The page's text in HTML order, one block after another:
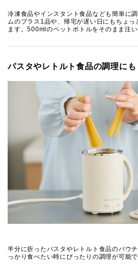
冷凍食品やインスタント食品なども簡単に
ムのプラス1品や、帰宅が遅い日にもちょっ
ます。500mlのペットボトルをそのまま注
パスタやレトルト食品の調理にも
半分に折ったパスタやレトルト食品のパウ
っかり食べたい時にぴったりの調理が可能で